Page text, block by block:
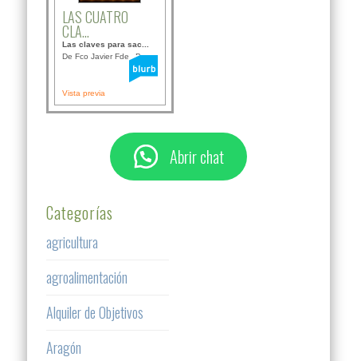
LAS CUATRO
CLA...
Las claves para sac...
De Fco Javier Fdez B...
Vista previa
Abrir chat
Categorías
agricultura
agroalimentación
Alquiler de Objetivos
Aragón